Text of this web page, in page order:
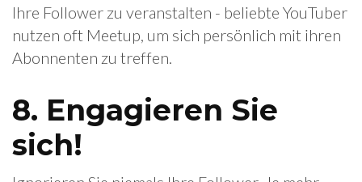
Ihre Follower zu veranstalten - beliebte YouTuber
nutzen oft Meetup, um sich persönlich mit ihren
Abonnenten zu treffen.
8. Engagieren Sie
sich!